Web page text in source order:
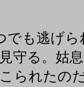
でも逃げ
守る。姑
られたの